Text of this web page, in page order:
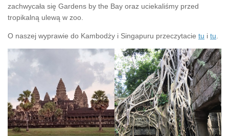
zachwycała się Gardens by the Bay oraz uciekaliśmy przed
tropikalną ulewą w zoo.
O naszej wyprawie do Kambodży i Singapuru przeczytacie tu i tu.